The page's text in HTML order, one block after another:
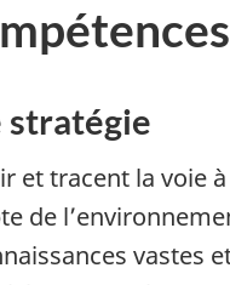
stratégie
et tracent la
de
vastes